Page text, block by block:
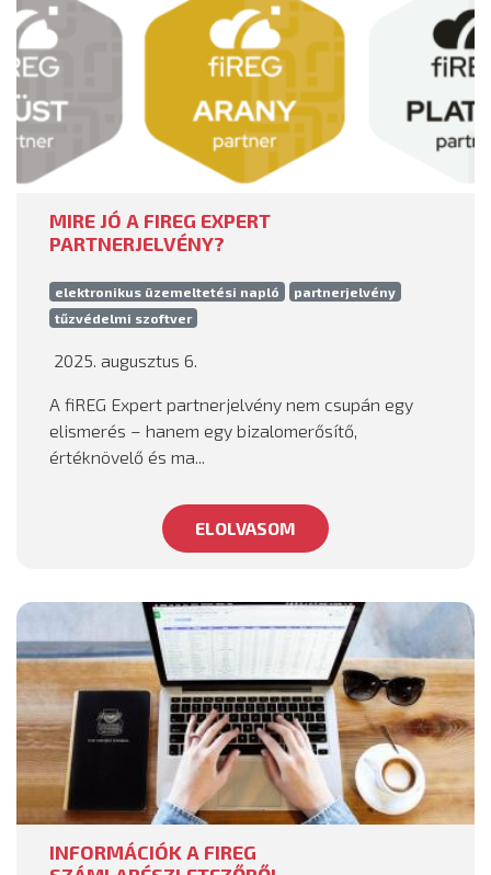
MIRE JÓ A FIREG EXPERT
PARTNERJELVÉNY?
elektronikus üzemeltetési napló
partnerjelvény
tűzvédelmi szoftver
2025. augusztus 6.
A fiREG Expert partnerjelvény nem csupán egy
elismerés – hanem egy bizalomerősítő,
értéknövelő és ma...
ELOLVASOM
INFORMÁCIÓK A FIREG